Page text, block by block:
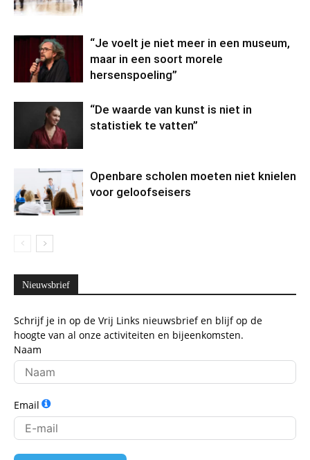
“Je voelt je niet meer in een museum,
maar in een soort morele
hersenspoeling”
“De waarde van kunst is niet in
statistiek te vatten”
Openbare scholen moeten niet knielen
voor geloofseisers
Nieuwsbrief
Schrijf je in op de Vrij Links nieuwsbrief en blijf op de
hoogte van al onze activiteiten en bijeenkomsten.
Naam
Email